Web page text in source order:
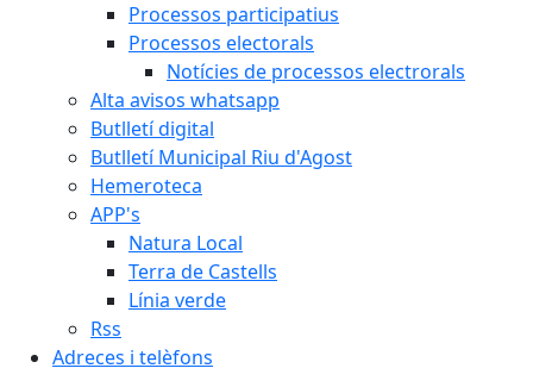
Processos participatius
Processos electorals
Notícies de processos electrorals
Alta avisos whatsapp
Butlletí digital
Butlletí Municipal Riu d'Agost
Hemeroteca
APP's
Natura Local
Terra de Castells
Línia verde
Rss
Adreces i telèfons